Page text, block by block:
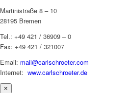
Martinistraße 8 – 10
28195 Bremen
Tel.: +49 421 / 36909 – 0
Fax: +49 421 / 321007
Email: mail@carlschroeter.com
Internet: www.carlschroeter.de
×